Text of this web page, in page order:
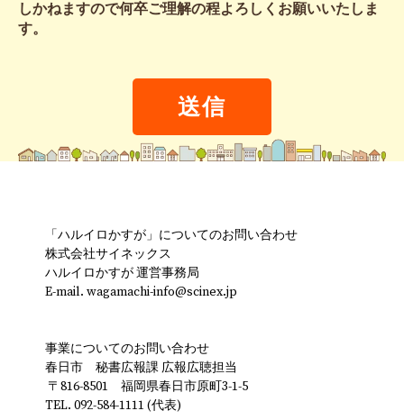
しかねますので何卒ご理解の程よろしくお願いいたしま
す。
「ハルイロかすが」についてのお問い合わせ
株式会社サイネックス
ハルイロかすが 運営事務局
E-mail. wagamachi-info@scinex.jp
事業についてのお問い合わせ
春日市 秘書広報課 広報広聴担当
〒816-8501 福岡県春日市原町3-1-5
TEL. 092-584-1111 (代表)